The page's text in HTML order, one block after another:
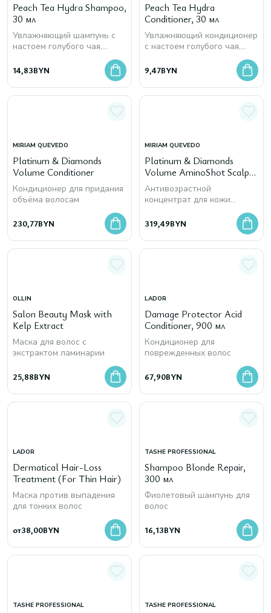
Peach Tea Hydra Shampoo,
30 мл
Увлажняющий шампунь с
настоем голубого чая,
гиалуроновой кислотой и
пребиотиками
14,83BYN
Peach Tea Hydra
Conditioner, 30 мл
Увлажняющий кондиционер
с настоем голубого чая,
гиалуроновой кислотой и
пребиотиками
9,47BYN
MIRIAM QUEVEDO
Platinum & Diamonds
Volume Conditioner
Кондиционер для придания
объёма волосам
230,77BYN
MIRIAM QUEVEDO
Platinum & Diamonds
Volume AminoShot Scalp
Concentrate
Антивозрастной
концентрат для кожи
объёма волосам
319,49BYN
OLLIN
Salon Beauty Mask with
Kelp Extract
Маска для волос с
экстрактом ламинарии
25,88BYN
LADOR
Damage Protector Acid
Conditioner, 900 мл
Кондиционер для
поврежденных волос
67,90BYN
LADOR
Dermatical Hair-Loss
Treatment (For Thin Hair)
Маска против выпадения
для тонких волос
от38,00BYN
TASHE PROFESSIONAL
Shampoo Blonde Repair,
300 мл
Фиолетовый шампунь для
волос
16,13BYN
TASHE PROFESSIONAL TASHE PROFESSIONAL